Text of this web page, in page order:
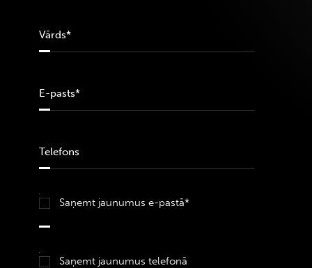
Saņemt jaunumus e-pastā*
Saņemt jaunumus telefonā